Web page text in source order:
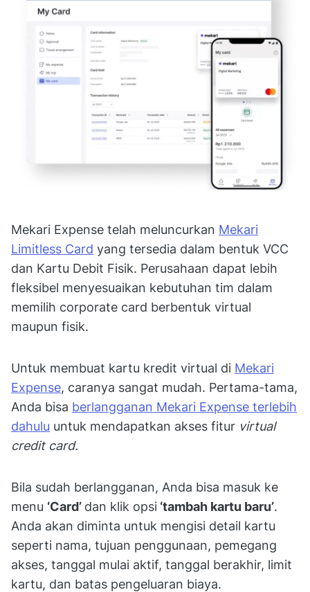
Mekari Expense telah meluncurkan Mekari
Limitless Card yang tersedia dalam bentuk VCC
dan Kartu Debit Fisik. Perusahaan dapat lebih
fleksibel menyesuaikan kebutuhan tim dalam
memilih corporate card berbentuk virtual
maupun fisik.
Untuk membuat kartu kredit virtual di Mekari
Expense, caranya sangat mudah. Pertama-tama,
Anda bisa berlangganan Mekari Expense terlebih
dahulu untuk mendapatkan akses fitur virtual
credit card.
Bila sudah berlangganan, Anda bisa masuk ke
menu ‘Card’ dan klik opsi ‘tambah kartu baru’.
Anda akan diminta untuk mengisi detail kartu
seperti nama, tujuan penggunaan, pemegang
akses, tanggal mulai aktif, tanggal berakhir, limit
kartu, dan batas pengeluaran biaya.